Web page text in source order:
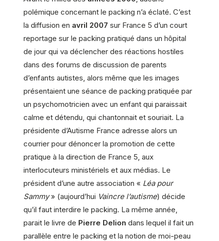
polémique concernant le packing n’a éclaté. C’est
la diffusion en avril 2007 sur France 5 d’un court
reportage sur le packing pratiqué dans un hôpital
de jour qui va déclencher des réactions hostiles
dans des forums de discussion de parents
d’enfants autistes, alors même que les images
présentaient une séance de packing pratiquée par
un psychomotricien avec un enfant qui paraissait
calme et détendu, qui chantonnait et souriait. La
présidente d’Autisme France adresse alors un
courrier pour dénoncer la promotion de cette
pratique à la direction de France 5, aux
interlocuteurs ministériels et aux médias. Le
président d’une autre association « Léa pour
Sammy» (aujourd’hui Vaincre l’autisme) décide
qu’il faut interdire le packing. La même année,
parait le livre de Pierre Delion dans lequel il fait un
parallèle entre le packing et la notion de moi-peau